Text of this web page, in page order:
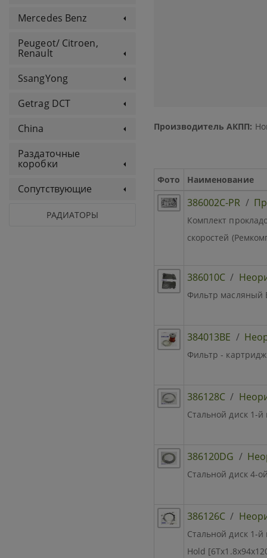
Mercedes Benz
Peugeot/ Citroen,
Renault
SsangYong
Getrag DCT
China
Раздаточные
коробки
Сопутствующие
РАДИАТОРЫ
Производитель АКПП:
Фото Наименование
386002C-PR /
Комплект
скоростей
386010C /
Фильтр масляный
384013BE /
Фильтр - картридж
386128C /
Стальной диск 1-й
386120DG /
Стальной диск 4-
386126C /
Стальной диск 1-
Hold